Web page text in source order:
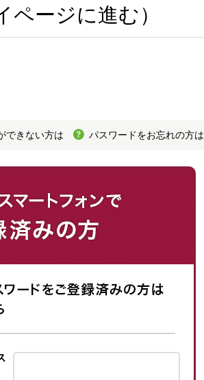
ージに進む）
できない方は パスワードをお忘れの方は